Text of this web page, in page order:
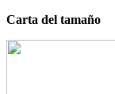
Carta del tamaño